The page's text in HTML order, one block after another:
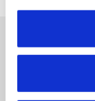
por tanto no se
más
Gestiones